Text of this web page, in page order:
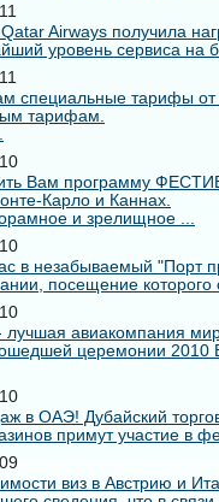
Airways получила
уровень сервиса на
специальные тарифы
тарифам.
Вам программу
Карло и Каннах.
и зрелищное ...
в незабываемый "Порт
посещение которого
лучшая авиакомпания
церемонии 2010
в ОАЭ! Дубайский
примут участие в
виз в Австрию и